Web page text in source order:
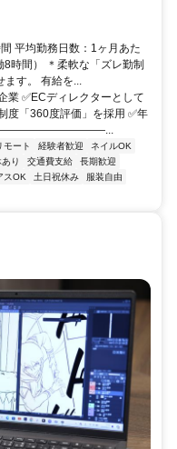
平均勤務日数：1ヶ月あた
時間） ＊柔軟な「ズレ勤制
ます。 有給を...
業 ✅ECディレクターとして
度「360度評価」を採用 ✅年
モート 経験者歓迎
ネイルOK
り 交通費支給
長期歓迎
スOK 土日祝休み
服装自由